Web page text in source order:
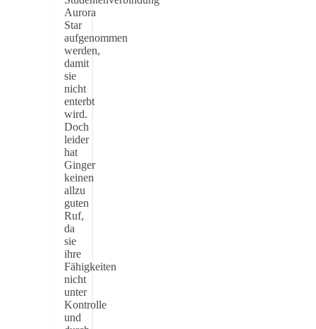
Aurora
Star
aufgenommen
werden,
damit
sie
nicht
enterbt
wird.
Doch
leider
hat
Ginger
keinen
allzu
guten
Ruf,
da
sie
ihre
Fähigkeiten
nicht
unter
Kontrolle
und